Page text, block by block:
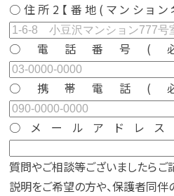
○住所2【番地(マンショ
○電話番号 (
○携帯電話 (
○メールアド
質問やご相談等ございましたらご
説明をご希望の方や、保護者同伴